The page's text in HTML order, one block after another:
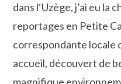
dans l‘Uzège, j’ai eu la
reportages en Petite
correspondante locale
accueil, découvert de